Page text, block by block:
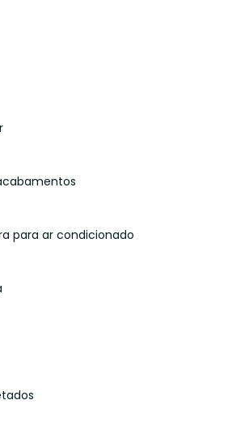
para ar condicionado